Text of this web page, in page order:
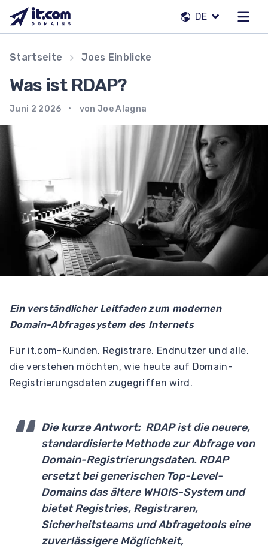
Inhalt
springen
DE
Unser Team
Kontakte
Registrierstellen
Startseite Joes Einblicke
Was ist RDAP?
Juni 2 2026 von Joe Alagna
Ein verständlicher Leitfaden zum modernen
Domain-Abfragesystem des Internets
Für it.com-Kunden, Registrare, Endnutzer und alle,
die verstehen möchten, wie heute auf Domain-
Registrierungsdaten zugegriffen wird.
Die kurze Antwort: RDAP ist die neuere,
standardisierte Methode zur Abfrage von
Domain-Registrierungsdaten. RDAP
ersetzt bei generischen Top-Level-
Domains das ältere WHOIS-System und
bietet Registries, Registraren,
Sicherheitsteams und Abfragetools eine
zuverlässigere Möglichkeit,